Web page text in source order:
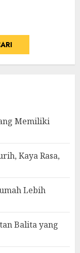
Memiliki
Kaya Rasa,
Lebih
Balita yang